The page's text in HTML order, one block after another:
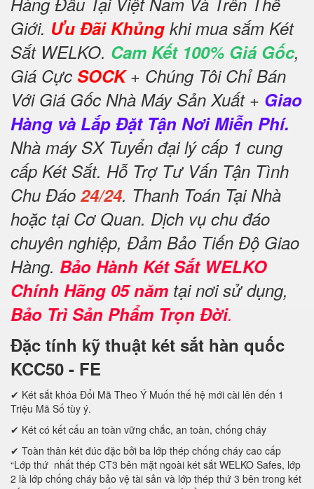
Giới. Ưu Đãi Khủng khi mua sắm Két
Sắt WELKO. Cam Kết 100% Giá Gốc,
Giá Cực SOCK+ Chúng Tôi Chỉ Bán
Với Giá Gốc Nhà Máy Sản Xuất + Giao
Hàng và Lắp Đặt Tận Nơi Miễn Phí.
Nhà máy SX Tuyển đại lý cấp 1 cung
cấp Két Sắt. Hỗ Trợ Tư Vấn Tận Tình
Chu Đáo 24/24. Thanh Toán Tại Nhà
hoặc tại Cơ Quan. Dịch vụ chu đáo
chuyên nghiệp, Đảm Bảo Tiến Độ Giao
Hàng. Bảo Hành Két Sắt WELKO
Chính Hãng 05 năm tại nơi sử dụng,
Bảo Trì Sản Phẩm Trọn Đời.
Đặc tính kỹ thuật két sắt hàn quốc
KCC50 - FE
✔ Két sắt khóa Đổi Mã Theo Ý Muốn thế hệ mới cài lên đến 1
Triệu Mã Số tùy ý.
✔ Két có kết cấu an toàn vững chắc, an toàn, chống cháy
✔ Toàn thân két đúc đặc bởi ba lớp thép chống cháy cao cấp
“Lớp thứ nhất thép CT3 bên mặt ngoài két sắt WELKO Safes, lớp
2 là lớp chống cháy bảo vệ tài sản và lớp thép thứ 3 bên trong két